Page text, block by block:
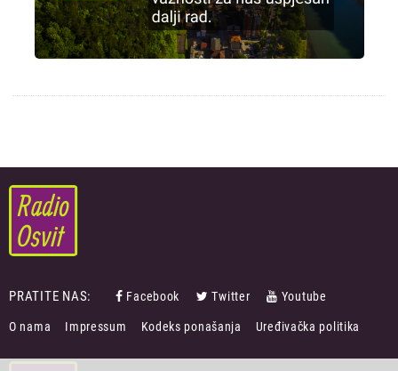
PRATITE NAS: Facebook Twitter Youtube
FOOTER
MENU
O nama Impressum Kodeks ponašanja Uređivačka politika